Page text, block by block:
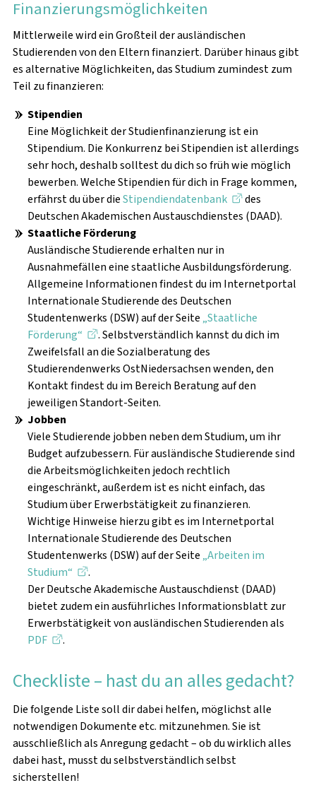
Finanzierungsmöglichkeiten
Mittlerweile wird ein Großteil der ausländischen
Studierenden von den Eltern finanziert. Darüber hinaus gibt
es alternative Möglichkeiten, das Studium zumindest zum
Teil zu finanzieren:
Stipendien
Eine Möglichkeit der Studienfinanzierung ist ein
Stipendium. Die Konkurrenz bei Stipendien ist allerdings
sehr hoch, deshalb solltest du dich so früh wie möglich
bewerben. Welche Stipendien für dich in Frage kommen,
erfährst du über dieStipendiendatenbank
des
Deutschen Akademischen Austauschdienstes (DAAD).
Staatliche Förderung
Ausländische Studierende erhalten nur in
Ausnahmefällen eine staatliche Ausbildungsförderung.
Allgemeine Informationen findest du im Internetportal
Internationale Studierende des Deutschen
Studentenwerks (DSW) auf der Seite „Staatliche
Förderung“
. Selbstverständlich kannst du dich im
Zweifelsfall an die Sozialberatung des
Studierendenwerks OstNiedersachsen wenden, den
Kontakt findest du im Bereich Beratung auf den
jeweiligen Standort-Seiten.
Jobben
Viele Studierende jobben neben dem Studium, um ihr
Budget aufzubessern. Für ausländische Studierende sind
die Arbeitsmöglichkeiten jedoch rechtlich
eingeschränkt, außerdem ist es nicht einfach, das
Studium über Erwerbstätigkeit zu finanzieren.
Wichtige Hinweise hierzu gibt es im Internetportal
Internationale Studierende des Deutschen
Studentenwerks (DSW) auf der Seite „Arbeiten im
Studium“
.
Der Deutsche Akademische Austauschdienst (DAAD)
bietet zudem ein ausführliches Informationsblatt zur
Erwerbstätigkeit von ausländischen Studierenden als
PDF
.
Checkliste – hast du an alles gedacht?
Die folgende Liste soll dir dabei helfen, möglichst alle
notwendigen Dokumente etc. mitzunehmen. Sie ist
ausschließlich als Anregung gedacht – ob du wirklich alles
dabei hast, musst du selbstverständlich selbst
sicherstellen!